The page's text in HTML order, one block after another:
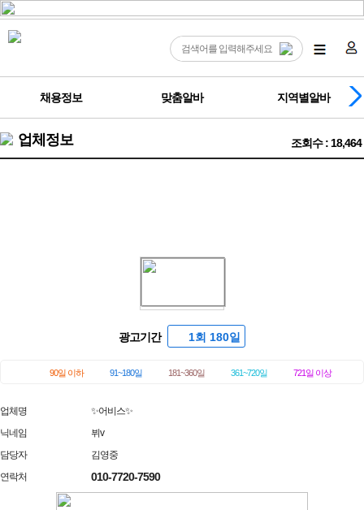
채용정보 맞춤알바 지역별알바
업체정보 조회수 : 18,464
광고기간 1회 180일
90일 이하 91~180일 181~360일 361~720일 721일 이상
업체명
✨어비스✨
닉네임
뷔v
담당자
김영중
연락처
010-7720-7590